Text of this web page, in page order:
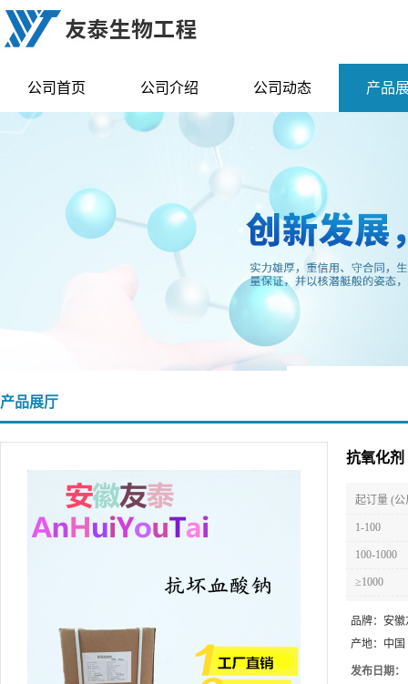
公司首页 公司介绍 公司动态 产品
产品展厅
抗氧化剂
起订量 (公
1-100
100-1000
≥1000
品牌： 安徽
产地： 中国
发布日期：